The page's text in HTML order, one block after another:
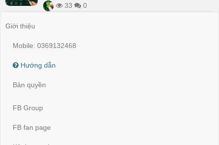
33
0
Giới thiệu
Mobile: 0369132468
Hướng dẫn
Bản quyền
FB Group
FB fan page